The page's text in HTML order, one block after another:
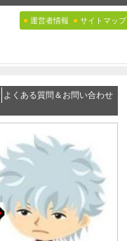
● 運営者情報 ● サイトマップ
よくある質問＆お問い合わせ